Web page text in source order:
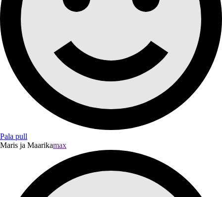
Pala pull
Maris ja Maarikamax